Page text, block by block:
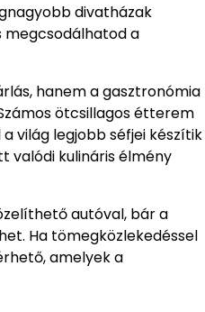
divatházak
megcsodálhatod a
hanem a gasztronómia
ötcsillagos étterem
világ legjobb séfjei készítik
valódi kulináris élmény
autóval, bár a
Ha tömegközlekedéssel
amelyek a